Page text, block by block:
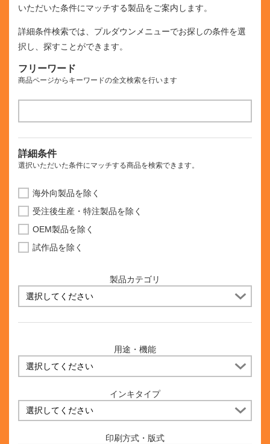
いただいた条件にマッチする製品をご案内します。
詳細条件検索では、プルダウンメニューでお探しの条件を選
択し、探すことができます。
フリーワード
商品ページからキーワードの全文検索を行います
詳細条件
選択いただいた条件にマッチする商品を検索できます。
海外向製品を除く
受注後生産・特注製品を除く
OEM製品を除く
試作品を除く
製品カテゴリ
用途・機能
インキタイプ
印刷方式・版式